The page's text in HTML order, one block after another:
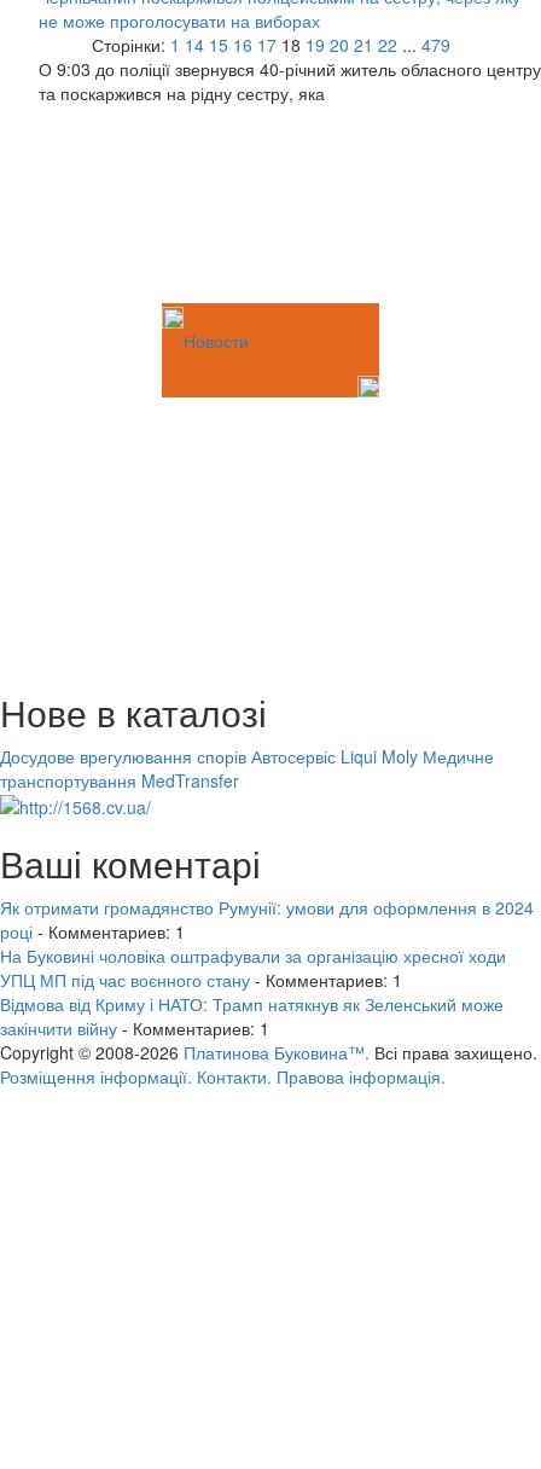
не може проголосувати на виборах
О 9:03 до поліції звернувся 40-річний житель обласного центру
та поскаржився на рідну сестру, яка
Сторінки: 1 14 15 16 17 18 19 20 21 22 ... 479
Новости
Нове в каталозі
Досудове врегулювання спорів Автосервіс Liqui Moly Медичне
транспортування MedTransfer
Ваші коментарі
Як отримати громадянство Румунії: умови для оформлення в 2024
році - Комментариев: 1
На Буковині чоловіка оштрафували за організацію хресної ходи
УПЦ МП під час воєнного стану - Комментариев: 1
Відмова від Криму і НАТО: Трамп натякнув як Зеленський може
закінчити війну - Комментариев: 1
Copyright © 2008-2026 Платинова Буковина™. Всі права захищено.
Розміщення інформації. Контакти. Правова інформація.